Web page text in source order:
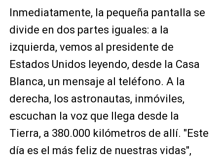
Inmediatamente, la pequeña pantalla se
divide en dos partes iguales: a la
izquierda, vemos al presidente de
Estados Unidos leyendo, desde la Casa
Blanca, un mensaje al teléfono. A la
derecha, los astronautas, inmóviles,
escuchan la voz que llega desde la
Tierra, a 380.000 kilómetros de allí. "Este
día es el más feliz de nuestras vidas",